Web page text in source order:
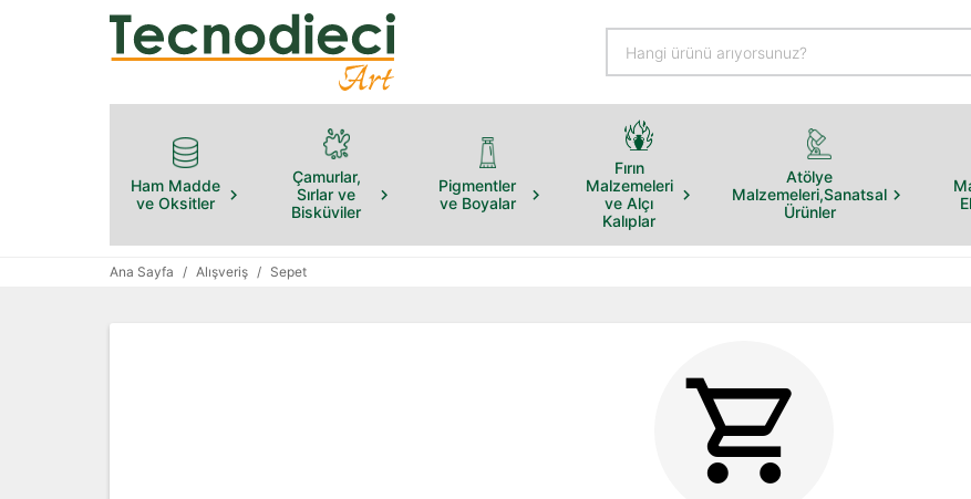
Ham Madde
ve Oksitler
Çamurlar,
Sırlar ve
Bisküviler
Pigmentler
ve Boyalar
Fırın
Malzemeleri
ve Alçı
Kalıplar
Atölye
Malzemeleri,Sanatsal
Ürünler
Ana Sayfa / Alışveriş / Sepet